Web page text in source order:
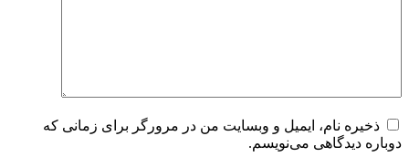
ذخیره نام، ایمیل و وبسایت من در مرورگر برای زمانی که
دوباره دیدگاهی می‌نویسم.